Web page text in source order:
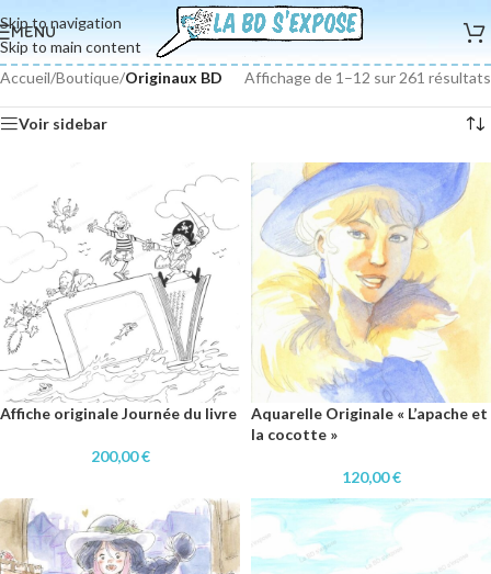
Skip to navigation
Skip to main content
MENU
Accueil/Boutique/Originaux BD Affichage de 1–12 sur 261 résultats
Voir sidebar
Affiche originale Journée du livre
200,00€
Aquarelle Originale « L’apache et
la cocotte »
120,00€